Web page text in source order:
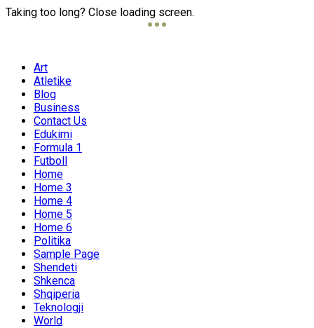
Taking too long? Close loading screen.
Art
Atletike
Blog
Business
Contact Us
Edukimi
Formula 1
Futboll
Home
Home 3
Home 4
Home 5
Home 6
Politika
Sample Page
Shendeti
Shkenca
Shqiperia
Teknologji
World